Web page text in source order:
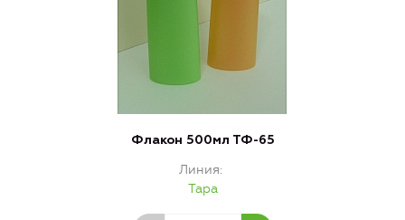
Флакон 500мл ТФ-65
Линия
Тара